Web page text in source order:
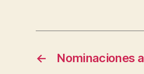
← Nominaciones